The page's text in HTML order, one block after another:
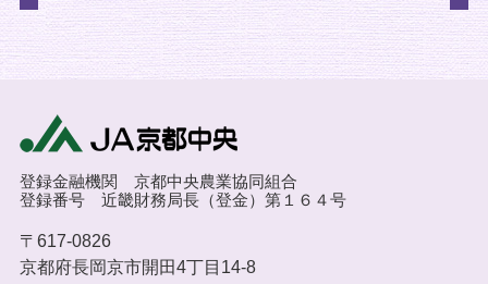
登録金融機関 京都中央農業協同組合
登録番号 近畿財務局長（登金）第１６４号
〒617-0826
京都府長岡京市開田4丁目14-8